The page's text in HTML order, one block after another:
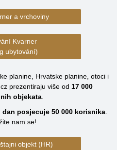
a vrchoviny
Kvarner
ubytování)
planine, Hrvatske planine, otoci i
prezentiraju više od 17 000
objekata
dan posjecuje 50 000korisnika.
nam se!
objekt (HR)